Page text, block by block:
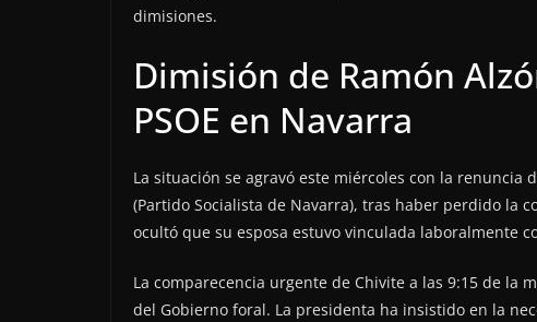
dimisiones.
Dimisión de Ramón
PSOE en Navarra
La situación se agravó este miércoles con la renuncia
(Partido Socialista de Navarra), tras haber perdido la
ocultó que su esposa estuvo vinculada laboralmente
La comparecencia urgente de Chivite a las 9:15 de
del Gobierno foral. La presidenta ha insistido en la